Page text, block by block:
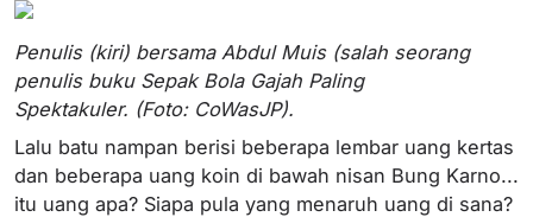
Penulis (kiri) bersama Abdul Muis (salah seorang
penulis buku Sepak Bola Gajah Paling
Spektakuler. (Foto: CoWasJP).
Lalu batu nampan berisi beberapa lembar uang kertas
dan beberapa uang koin di bawah nisan Bung Karno...
itu uang apa? Siapa pula yang menaruh uang di sana?